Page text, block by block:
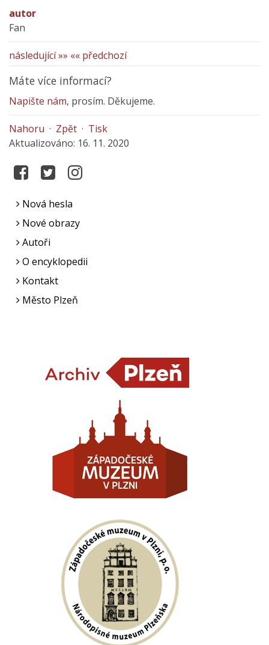
autor
Fan
následující »» «« předchozí
Máte více informací?
Napište nám, prosím. Děkujeme.
Nahoru · Zpět · Tisk
Aktualizováno: 16. 11. 2020
Nová hesla
Nové obrazy
Autoři
O encyklopedii
Kontakt
Město Plzeň